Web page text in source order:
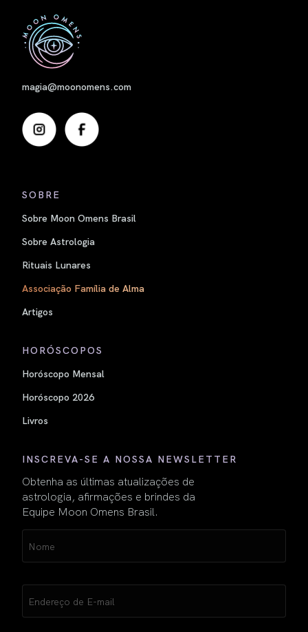
magia@moonomens.com
SOBRE
Sobre Moon Omens Brasil
Sobre Astrologia
Rituais Lunares
Associação Família de Alma
Artigos
HORÓSCOPOS
Horóscopo Mensal
Horóscopo 2026
Livros
INSCREVA-SE A NOSSA NEWSLETTER
Obtenha as últimas atualizações de
astrologia, afirmações e brindes da
Equipe Moon Omens Brasil.
(obrigatório)
Nome
(obrigatório)